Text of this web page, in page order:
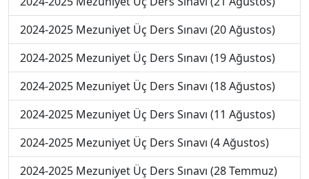
2024-2025 Mezuniyet Üç Ders Sınavı (20 Ağustos)
2024-2025 Mezuniyet Üç Ders Sınavı (19 Ağustos)
2024-2025 Mezuniyet Üç Ders Sınavı (18 Ağustos)
2024-2025 Mezuniyet Üç Ders Sınavı (11 Ağustos)
2024-2025 Mezuniyet Üç Ders Sınavı (4 Ağustos)
2024-2025 Mezuniyet Üç Ders Sınavı (28 Temmuz)